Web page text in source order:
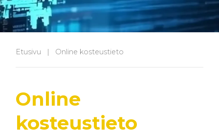
Etusivu | Online kosteustieto
Online
kosteustieto